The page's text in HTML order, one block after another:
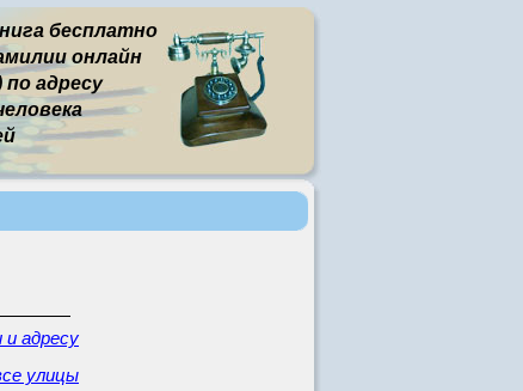
бесплатно
онлайн
адресу
адресу
улицы